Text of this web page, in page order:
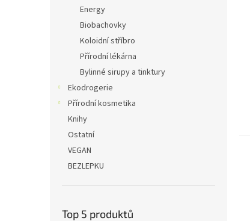
Energy
Biobachovky
Koloidní stříbro
Přírodní lékárna
Bylinné sirupy a tinktury
Ekodrogerie
Přírodní kosmetika
Knihy
Ostatní
VEGAN
BEZLEPKU
Top 5 produktů